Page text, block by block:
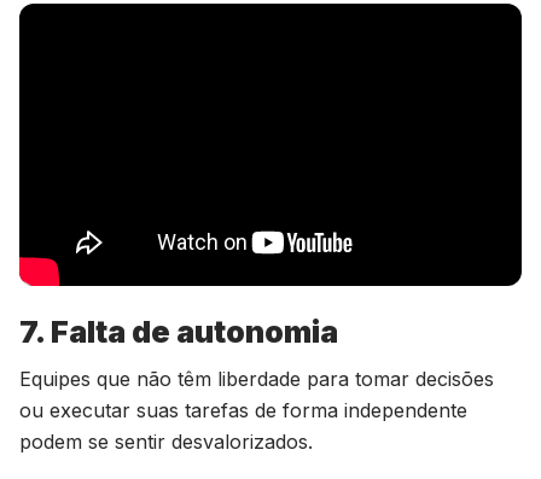
7. Falta de autonomia
Equipes que não têm liberdade para tomar decisões
ou executar suas tarefas de forma independente
podem se sentir desvalorizados.